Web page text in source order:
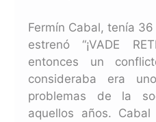
Fermín Cabal, tenía
estrenó “¡VADE
entonces un
consideraba era
problemas de la
aquellos años.